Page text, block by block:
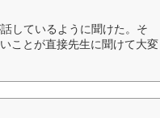
しているように聞けた。そ
ことが直接先生に聞けて大変